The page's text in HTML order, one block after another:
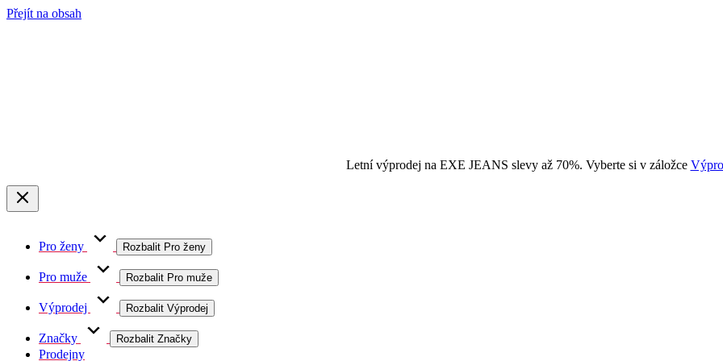
Přejít na obsah
Letní výprodej na EXE JEANS slevy až 70%. Vyberte si v záložce
Pro ženy Rozbalit Pro ženy
Pro muže Rozbalit Pro muže
Výprodej Rozbalit Výprodej
Značky Rozbalit Značky
Prodejny